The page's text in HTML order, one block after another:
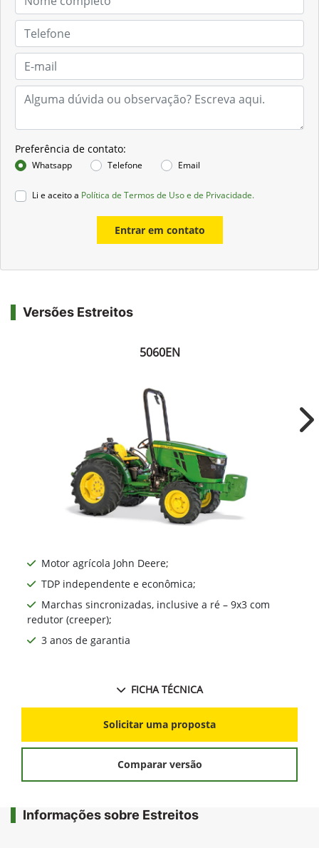
Preferência de contato:
Whatsapp Telefone Email
Li e aceito a Política de Termos de Uso e de Privacidade.
Entrar em contato
Versões Estreitos
5060EN
Motor agrícola John Deere;
TDP independente e econômica;
Marchas sincronizadas, inclusive a ré – 9x3 com
redutor (creeper);
3 anos de garantia
FICHA TÉCNICA
Solicitar uma proposta
Comparar versão
Informações sobre Estreitos